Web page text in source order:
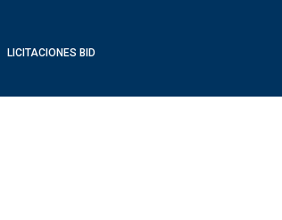
LICITACIONES BID